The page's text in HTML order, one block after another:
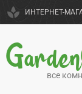
spa ИНТЕРНЕТ-
все